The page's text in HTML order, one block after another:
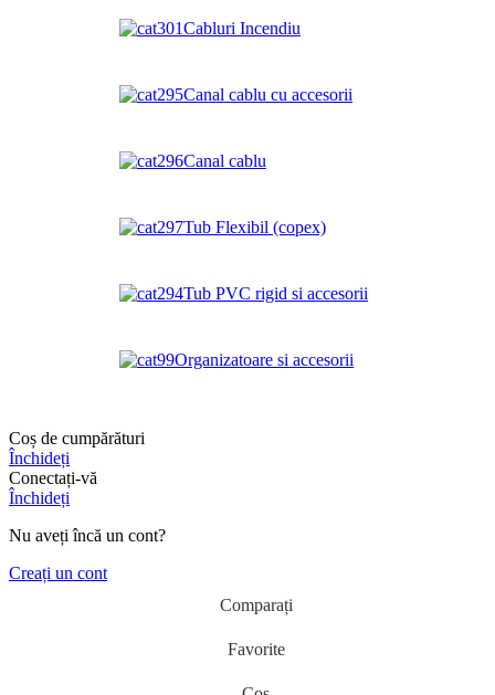
Cabluri Incendiu
Canal cablu cu accesorii
Canal cablu
Tub Flexibil (copex)
Tub PVC rigid si accesorii
Organizatoare si accesorii
Coș de cumpărături
Închideți
Conectați-vă
Închideți
Nu aveți încă un cont?
Creați un cont
Comparați
Favorite